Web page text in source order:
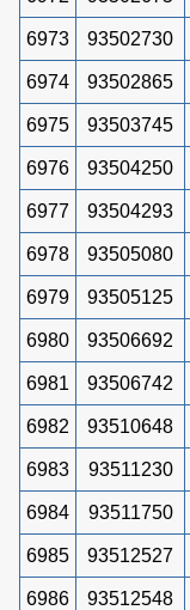
6973 93502730
6974 93502865
6975 93503745
6976 93504250
6977 93504293
6978 93505080
6979 93505125
6980 93506692
6981 93506742
6982 93510648
6983 93511230
6984 93511750
6985 93512527
6986 93512548